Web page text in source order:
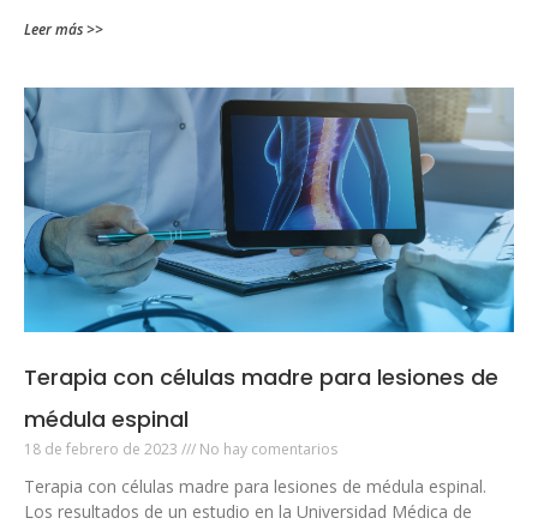
Leer más >>
Terapia con células madre para lesiones de
médula espinal
18 de febrero de 2023 No hay comentarios
Terapia con células madre para lesiones de médula espinal.
Los resultados de un estudio en la Universidad Médica de